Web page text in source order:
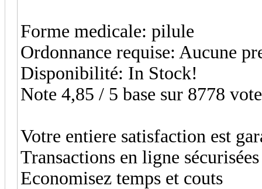
Forme medicale: pilule
Ordonnance requise: Aucune
Disponibilité: In Stock!
Note 4,85 / 5 base sur 8778
Votre entiere satisfaction est
Transactions en ligne sécurisées
Economisez temps et couts